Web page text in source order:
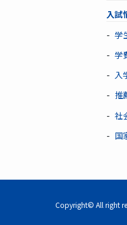
入試
学
学
入
推
社
国
Copyright© All right